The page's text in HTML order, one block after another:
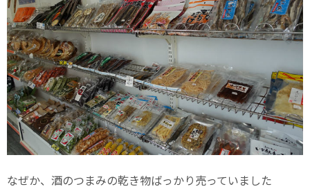
なぜか、酒のつまみの乾き物ばっかり売っていました